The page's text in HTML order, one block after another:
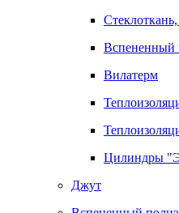
Вспененный
Вилатерм
Цилиндры
Джут